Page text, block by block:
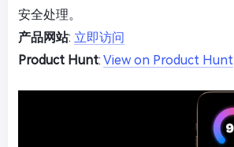
安全处理。
产品网站: 立即访问
Product Hunt: View on Product Hunt